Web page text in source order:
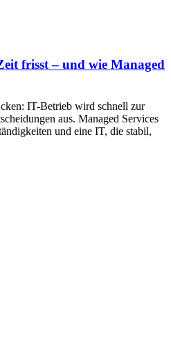
frisst – und wie Managed
IT-Betrieb wird schnell zur
aus. Managed Services
und eine IT, die stabil,